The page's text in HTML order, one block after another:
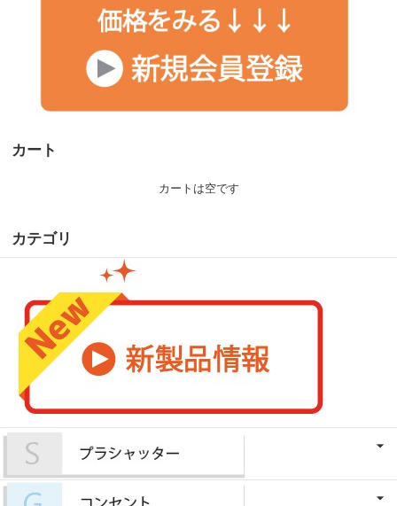
カート
カートは空です
カテゴリ